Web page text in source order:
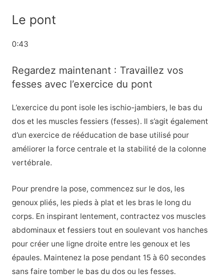
Le pont
0:43
Regardez maintenant : Travaillez vos
fesses avec l’exercice du pont
L’exercice du pont isole les ischio-jambiers, le bas du
dos et les muscles fessiers (fesses). Il s’agit également
d’un exercice de rééducation de base utilisé pour
améliorer la force centrale et la stabilité de la colonne
vertébrale.
Pour prendre la pose, commencez sur le dos, les
genoux pliés, les pieds à plat et les bras le long du
corps. En inspirant lentement, contractez vos muscles
abdominaux et fessiers tout en soulevant vos hanches
pour créer une ligne droite entre les genoux et les
épaules. Maintenez la pose pendant 15 à 60 secondes
sans faire tomber le bas du dos ou les fesses.